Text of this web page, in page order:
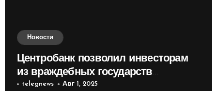
Новости
Центробанк позволил инвесторам
из враждебных государств
приобретать валюту
telegnews Авг 1, 2025